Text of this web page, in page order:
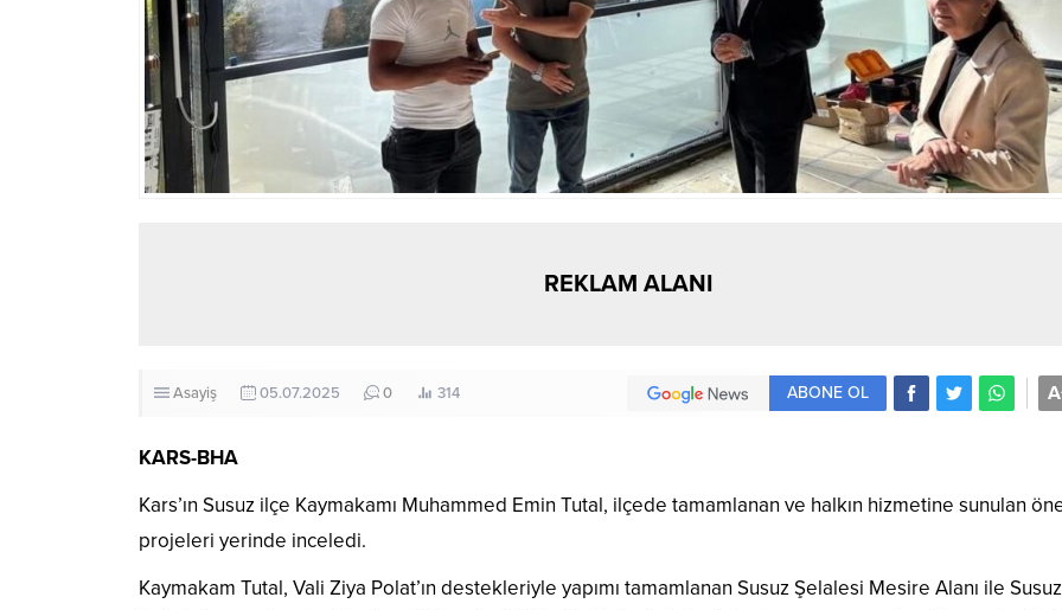
REKLAM ALANI
Asayiş 05.07.2025 0 314 A
ABONE OL
KARS-BHA
Kars’ın Susuz ilçe Kaymakamı Muhammed Emin Tutal, ilçede tamamlanan ve halkın hizmetine sunulan
projeleri yerinde inceledi.
Kaymakam Tutal, Vali Ziya Polat’ın destekleriyle yapımı tamamlanan Susuz Şelalesi Mesire Alanı ile